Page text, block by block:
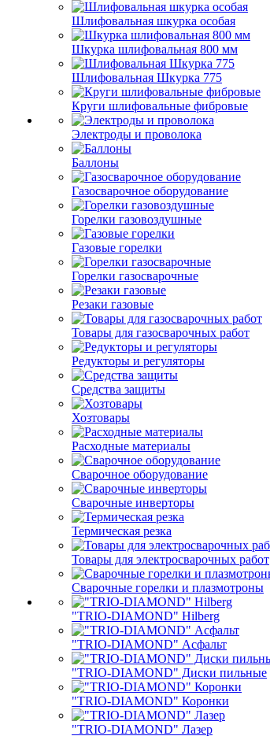
Шлифовальная шкурка особая
Шкурка шлифовальная 800 мм
Шлифовальная Шкурка 775
Круги шлифовальные фибровые
Электроды и проволока
Баллоны
Газосварочное оборудование
Горелки газовоздушные
Газовые горелки
Горелки газосварочные
Резаки газовые
Товары для газосварочных работ
Редукторы и регуляторы
Средства защиты
Хозтовары
Расходные материалы
Сварочное оборудование
Сварочные инверторы
Термическая резка
Товары для электросварочных работ
Сварочные горелки и плазмотроны
"TRIO-DIAMOND" Hilberg
"TRIO-DIAMOND" Асфальт
"TRIO-DIAMOND" Диски пильные
"TRIO-DIAMOND" Коронки
"TRIO-DIAMOND" Лазер